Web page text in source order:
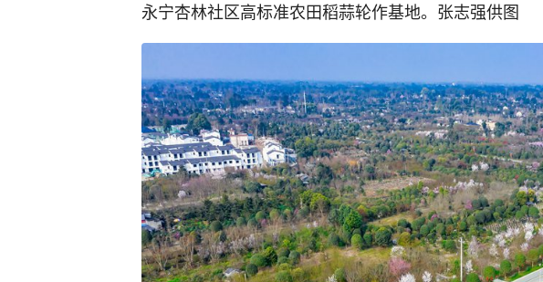
永宁杏林社区高标准农田稻蒜轮作基地。张志强供图